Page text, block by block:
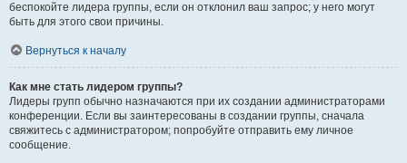
беспокойте лидера группы, если он отклонил ваш запрос; у него могут
быть для этого свои причины.
Вернуться к началу
Как мне стать лидером группы?
Лидеры групп обычно назначаются при их создании администраторами
конференции. Если вы заинтересованы в создании группы, сначала
свяжитесь с администратором; попробуйте отправить ему личное
сообщение.